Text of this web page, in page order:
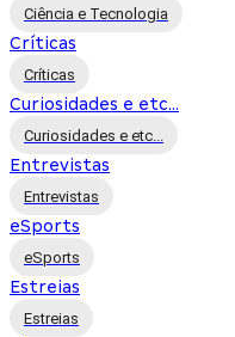
Ciência e Tecnologia
Críticas
Críticas
Curiosidades e etc...
Curiosidades e etc...
Entrevistas
Entrevistas
eSports
eSports
Estreias
Estreias